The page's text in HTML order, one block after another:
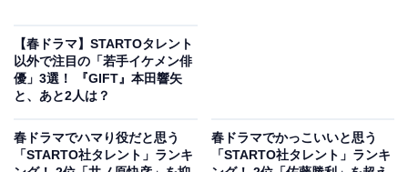
としたドラマで、新たな“選挙エンターテインメント”作
品。黒木さんは、告発文をきっかけに全てを失った与党
幹事長の娘で秘書の星野茉莉を演じています。
茉莉は幼い頃から政治の世界に身を置いてきた経験を持
【春ドラマ】STARTOタレント
以外で注目の「若手イケメン俳
優」3選！ 『GIFT』本田響矢
と、あと2人は？
春ドラマでハマり役だと思う
「STARTO社タレント」ランキ
春ドラマでかっこいいと思う
「STARTO社タレント」ランキ